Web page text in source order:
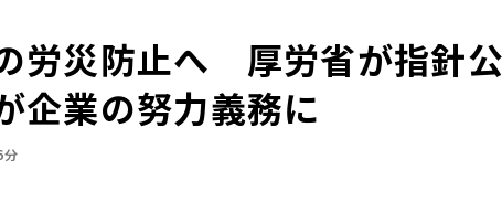
労災防止へ 厚労省が指針
企業の努力義務に
分